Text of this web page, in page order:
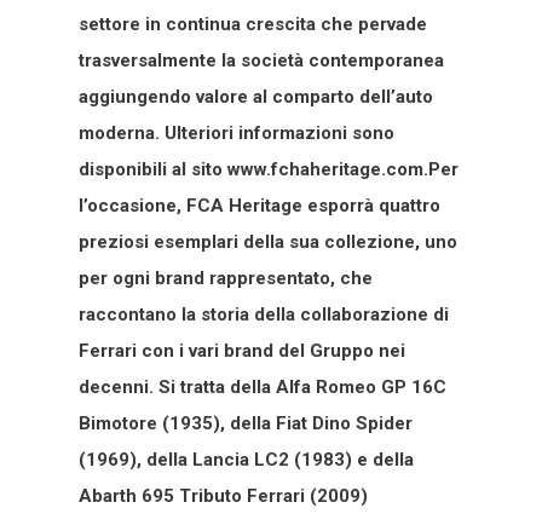
settore in continua crescita che pervade
trasversalmente la società contemporanea
aggiungendo valore al comparto dell’auto
moderna. Ulteriori informazioni sono
disponibili al sito www.fchaheritage.com.Per
l’occasione, FCA Heritage esporrà quattro
preziosi esemplari della sua collezione, uno
per ogni brand rappresentato, che
raccontano la storia della collaborazione di
Ferrari con i vari brand del Gruppo nei
decenni. Si tratta della Alfa Romeo GP 16C
Bimotore (1935), della Fiat Dino Spider
(1969), della Lancia LC2 (1983) e della
Abarth 695 Tributo Ferrari (2009)